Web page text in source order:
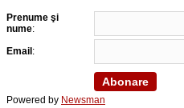
Prenume şi
nume:
Email:
Powered by Newsman